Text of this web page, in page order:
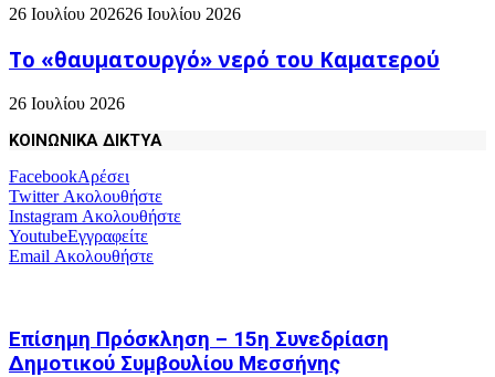
26 Ιουλίου 202626 Ιουλίου 2026
Το «θαυματουργό» νερό του Καματερού
26 Ιουλίου 2026
ΚΟΙΝΩΝΙΚΑ ΔΙΚΤΥΑ
FacebookΑρέσει
TwitterΑκολουθήστε
Instagram Ακολουθήστε
YoutubeΕγγραφείτε
Email Ακολουθήστε
Επίσημη Πρόσκληση – 15η Συνεδρίαση
Δημοτικού Συμβουλίου Μεσσήνης